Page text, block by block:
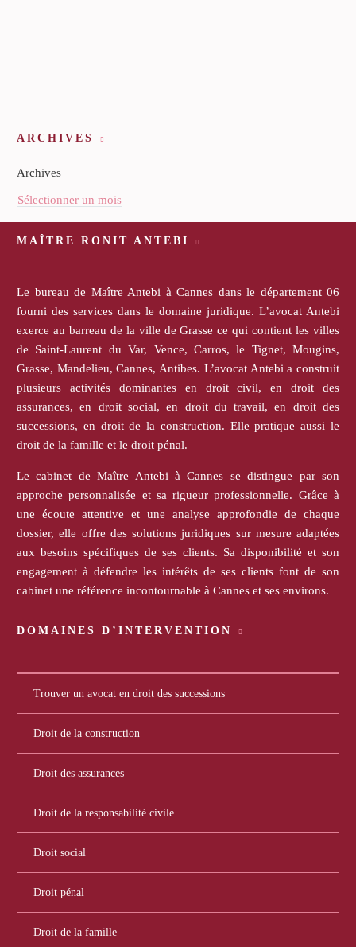
ARCHIVES
Archives
Sélectionner un mois
MAÎTRE RONIT ANTEBI
Le bureau de Maître Antebi à Cannes dans le département 06
fourni des services dans le domaine juridique. L’avocat Antebi
exerce au barreau de la ville de Grasse ce qui contient les villes
de Saint-Laurent du Var, Vence, Carros, le Tignet, Mougins,
Grasse, Mandelieu, Cannes, Antibes. L’avocat Antebi a construit
plusieurs activités dominantes en droit civil, en droit des
assurances, en droit social, en droit du travail, en droit des
successions, en droit de la construction. Elle pratique aussi le
droit de la famille et le droit pénal.
Le cabinet de Maître Antebi à Cannes se distingue par son
approche personnalisée et sa rigueur professionnelle. Grâce à
une écoute attentive et une analyse approfondie de chaque
dossier, elle offre des solutions juridiques sur mesure adaptées
aux besoins spécifiques de ses clients. Sa disponibilité et son
engagement à défendre les intérêts de ses clients font de son
cabinet une référence incontournable à Cannes et ses environs.
DOMAINES D’INTERVENTION
Trouver un avocat en droit des successions
Droit de la construction
Droit des assurances
Droit de la responsabilité civile
Droit social
Droit pénal
Droit de la famille